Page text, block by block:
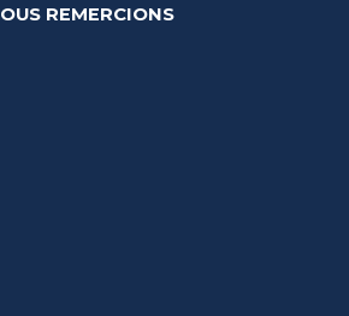
REMERCIONS